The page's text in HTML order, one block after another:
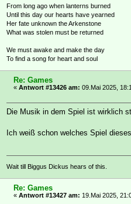
From long ago when lanterns burned
Until this day our hearts have yearned
Her fate unknown the Arkenstone
What was stolen must be returned
We must awake and make the day
To find a song for heart and soul
Re: Games
« Antwort #13426 am: 09.Mai 2025,
Die Musik in dem Spiel ist wirklich
Ich weiß schon welches Spiel
Wait till Biggus Dickus hears of this.
Re: Games
« Antwort #13427 am: 19.Mai 2025,